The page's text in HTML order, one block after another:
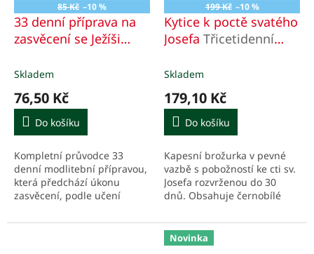
85 Kč –10 %
33 denní příprava na
zasvěcení se Ježíši
moudrosti, rukama
Panny Marie
Ludvíka Maria
Grigniona z Montfortu
Skladem
76,50 Kč
Do košíku
Kompletní průvodce 33
denní modlitební přípravou,
která předchází úkonu
zasvěcení, podle učení
Grigniona z Montfortu.
199 Kč –10 %
Kytice k poctě svatého
Josefa Třicetidenní
Josefovi
Skladem
179,10 Kč
Do košíku
Kapesní brožurka v pevné
vazbě s pobožností ke cti sv.
Josefa rozvrženou do 30
dnů. Obsahuje černobílé
světcova života.
Novinka